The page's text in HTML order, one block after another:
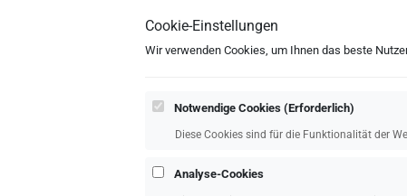
Cookie-Einstellungen
Wir verwenden Cookies, um Ihnen das beste
Notwendige Cookies (Erforderlich)
Diese Cookies sind für die Funktionalität der
Analyse-Cookies